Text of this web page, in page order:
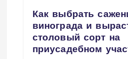
Как выбрать
винограда и
столовый сорт на
приусадебном